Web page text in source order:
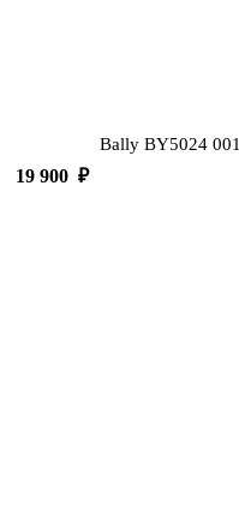
Bally BY5024 001
19 900 ₽